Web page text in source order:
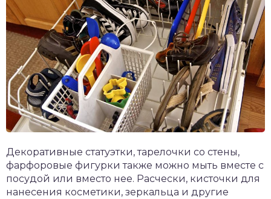
Декоративные статуэтки, тарелочки со стены,
фарфоровые фигурки также можно мыть вместе с
посудой или вместо нее. Расчески, кисточки для
нанесения косметики, зеркальца и другие